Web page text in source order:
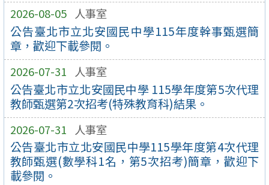
2026-08-05 人事室
公告臺北市立北安國民中學115年度幹事甄選簡
章，歡迎下載參閱。
2026-07-31 人事室
公告臺北市立北安國民中學 115學年度第5次代理
教師甄選第2次招考(特殊教育科)結果。
2026-07-31 人事室
公告臺北市立北安國民中學115學年度第4次代理
教師甄選(數學科1名，第5次招考)簡章，歡迎下
載參閱。